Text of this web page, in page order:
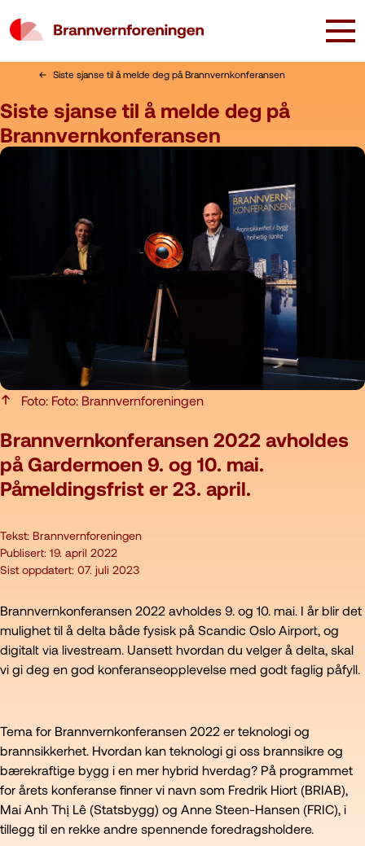
Siste sjanse til å melde deg på Brannvernkonferansen
Foto: Foto: Brannvernforeningen
Siste sjanse til å melde deg på
Brannvernkonferansen
Brannvernkonferansen 2022 avholdes
på Gardermoen 9. og 10. mai.
Påmeldingsfrist er 23. april.
Tekst: Brannvernforeningen
Publisert: 19. april 2022
Sist oppdatert: 07. juli 2023
Brannvernkonferansen 2022 avholdes 9. og 10. mai. I år blir det
mulighet til å delta både fysisk på Scandic Oslo Airport, og
digitalt via livestream. Uansett hvordan du velger å delta, skal
vi gi deg en god konferanseopplevelse med godt faglig påfyll.
Tema for Brannvernkonferansen 2022 er teknologi og
brannsikkerhet. Hvordan kan teknologi gi oss brannsikre og
bærekraftige bygg i en mer hybrid hverdag? På programmet
for årets konferanse finner vi navn som Fredrik Hiort (BRIAB),
Mai Anh Thị Lê (Statsbygg) og Anne Steen-Hansen (FRIC), i
tillegg til en rekke andre spennende foredragsholdere.